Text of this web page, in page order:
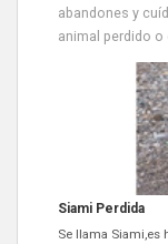
abandones y
animal perdido
Siami Perdida
Se llama Siami,es